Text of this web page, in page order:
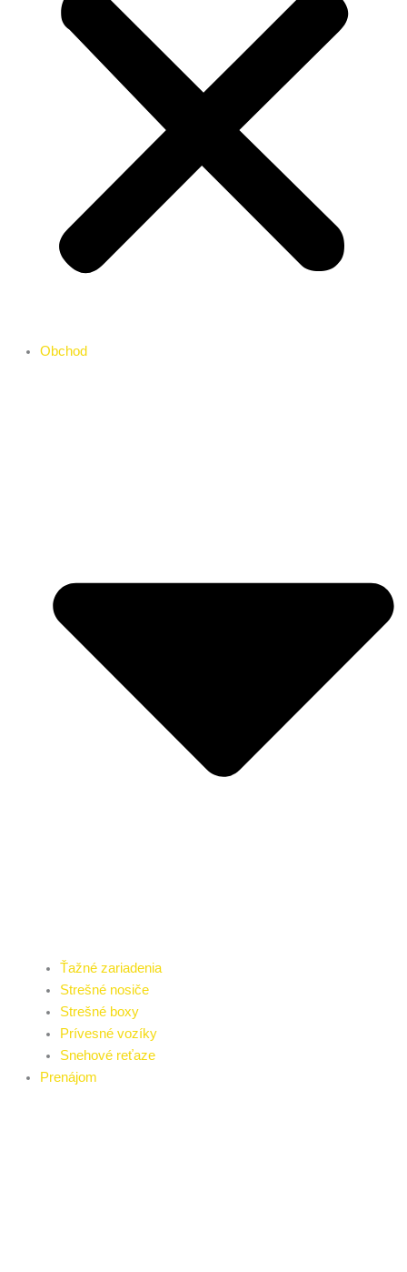
Obchod
Ťažné zariadenia
Strešné nosiče
Strešné boxy
Prívesné vozíky
Snehové reťaze
Prenájom